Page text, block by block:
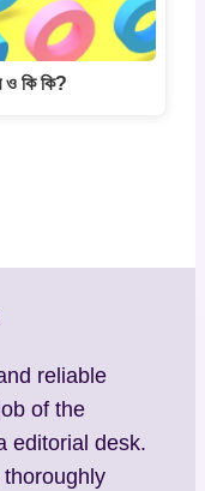
ও কি কি?
reliable
of the
editorial desk.